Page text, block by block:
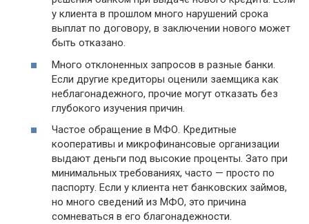
у клиента в прошлом много нарушений срока
выплат по договору, в заключении нового может
быть отказано.
Много отклоненных запросов в разные банки.
Если другие кредиторы оценили заемщика как
неблагонадежного, прочие могут отказать без
глубокого изучения причин.
Частое обращение в МФО. Кредитные
кооперативы и микрофинансовые организации
выдают деньги под высокие проценты. Зато при
минимальных требованиях, часто — просто по
паспорту. Если у клиента нет банковских займов,
но много сведений из МФО, это причина
сомневаться в его благонадежности.